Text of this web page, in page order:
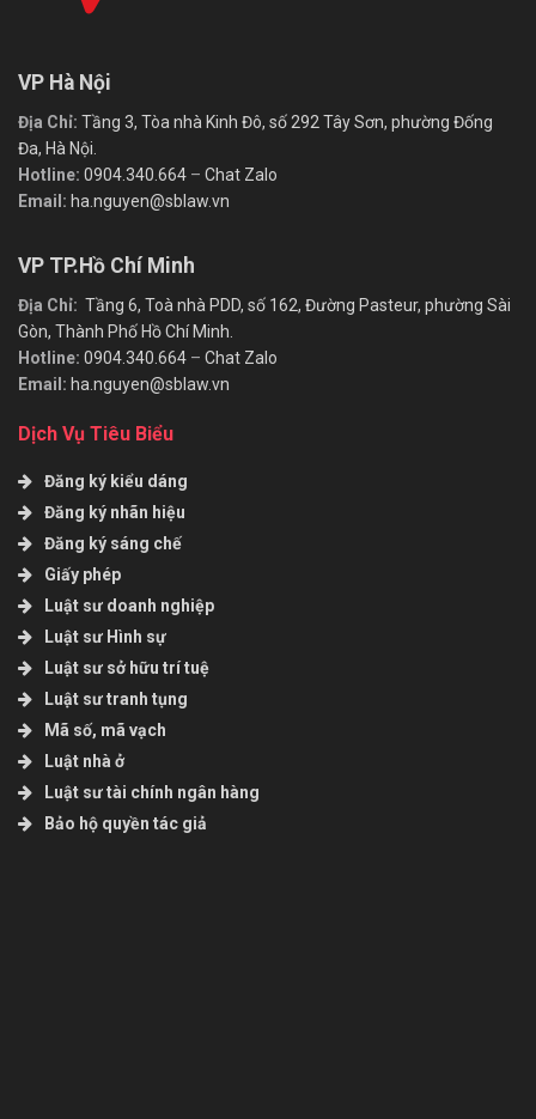
VP Hà Nội
Địa Chỉ: Tầng 3, Tòa nhà Kinh Đô, số 292 Tây Sơn, phường Đống
Đa, Hà Nội.
Hotline: 0904.340.664 – Chat Zalo
Email: ha.nguyen@sblaw.vn
VP TP.Hồ Chí Minh
Địa Chỉ: Tầng 6, Toà nhà PDD, số 162, Đường Pasteur, phường Sài
Gòn, Thành Phố Hồ Chí Minh.
Hotline: 0904.340.664 – Chat Zalo
Email: ha.nguyen@sblaw.vn
Dịch Vụ Tiêu Biểu
Đăng ký kiểu dáng
Đăng ký nhãn hiệu
Đăng ký sáng chế
Giấy phép
Luật sư doanh nghiệp
Luật sư Hình sự
Luật sư sở hữu trí tuệ
Luật sư tranh tụng
Mã số, mã vạch
Luật nhà ở
Luật sư tài chính ngân hàng
Bảo hộ quyền tác giả